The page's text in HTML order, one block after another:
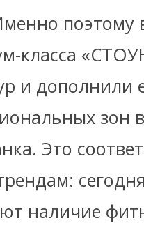
поэтому
класса
и
зон
Это
наличие